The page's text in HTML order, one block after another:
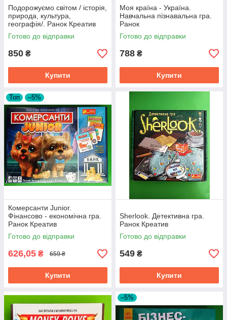
Подорожуємо світом / історія,
природа, культура,
географія/. Ранок Креатив
Готово до відправки
850 ₴
Купити
Моя країна - Україна.
Навчальна пізнавальна гра.
Ранок
Готово до відправки
788 ₴
Купити
Топ –5%
Комерсанти Junior.
Фінансово - економічна гра.
Ранок Креатив
Готово до відправки
626,05 ₴ 659 ₴
Купити
Sherlook. Детективна гра.
Ранок Креатив
Готово до відправки
549 ₴
Купити
–5%